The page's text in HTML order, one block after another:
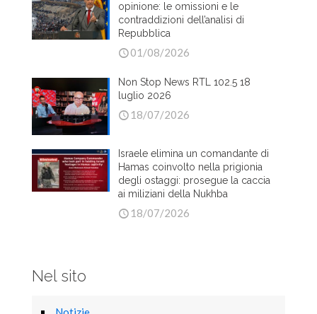
opinione: le omissioni e le
contraddizioni dell’analisi di
Repubblica
01/08/2026
Non Stop News RTL 102.5 18
luglio 2026
18/07/2026
Israele elimina un comandante di
Hamas coinvolto nella prigionia
degli ostaggi: prosegue la caccia
ai miliziani della Nukhba
18/07/2026
Nel sito